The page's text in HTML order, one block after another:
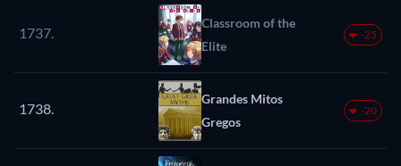
1737.
Classroom of the
Elite
-25
1738.
Grandes Mitos
Gregos
-20